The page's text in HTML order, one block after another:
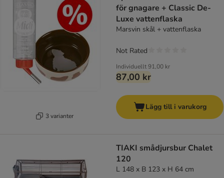
3 varianter
för gnagare + Classic De-
Luxe vattenflaska
Marsvin skål + vattenflaska
Individuellt91,00 kr
87,00 kr
Not Rated
Lägg till i varukorg
TIAKI smådjursbur Chalet
120
L 148 x B 123 x H 64 cm